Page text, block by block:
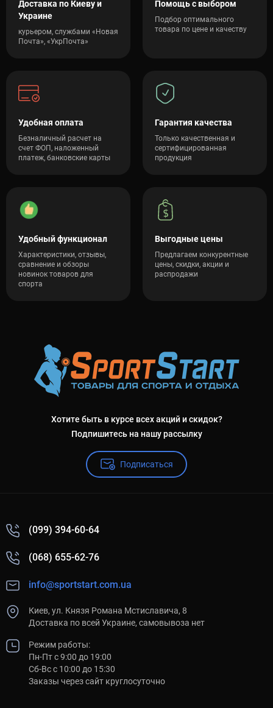
Доставка по Киеву и
Украине
курьером, службами «Новая
Почта», «УкрПочта»
Помощь с выбором
Подбор оптимального
товара по цене и качеству
Удобная оплата
Безналичный расчет на
счет ФОП, наложенный
платеж, банковские карты
Гарантия качества
Только качественная и
сертифицированная
продукция
Удобный функционал
Характеристики, отзывы,
сравнение и обзоры
новинок товаров для
спорта
Выгодные цены
Предлагаем конкурентные
цены, скидки, акции и
распродажи
Хотите быть в курсе всех акций и скидок?
Подпишитесь на нашу рассылку
Подписаться
(099) 394-60-64
(068) 655-62-76
info@sportstart.com.ua
Киев, ул. Князя Романа Мстиславича, 8
Доставка по всей Украине, самовывоза нет
Режим работы:
Пн-Пт с 9:00 до 19:00
Сб-Вс с 10:00 до 15:30
Заказы через сайт круглосуточно